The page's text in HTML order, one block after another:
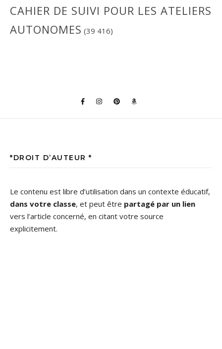
CAHIER DE SUIVI POUR LES ATELIERS
AUTONOMES (39 416)
*DROIT D’AUTEUR *
Le contenu est libre d’utilisation dans un contexte éducatif,
dans votre classe, et peut être partagé par un lien
vers l’article concerné, en citant votre source
explicitement.